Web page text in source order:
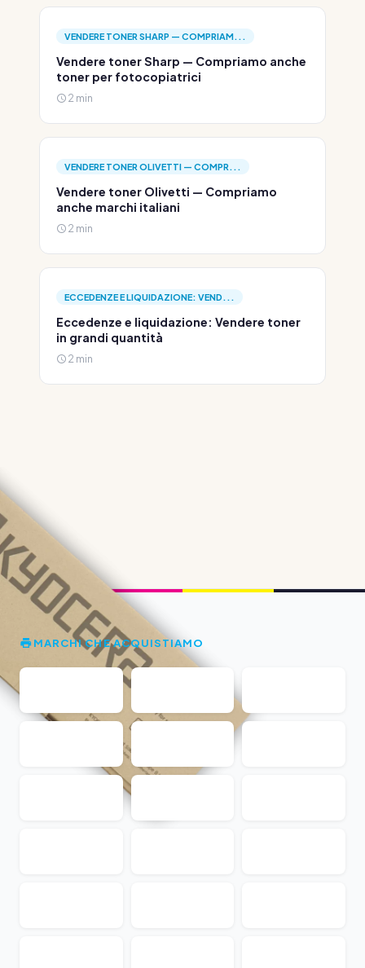
VENDERE TONER SHARP — COMPRIAM...
Vendere toner Sharp — Compriamo anche
toner per fotocopiatrici
2 min
VENDERE TONER OLIVETTI — COMPR...
Vendere toner Olivetti — Compriamo
anche marchi italiani
2 min
ECCEDENZE E LIQUIDAZIONE: VEND...
Eccedenze e liquidazione: Vendere toner
in grandi quantità
2 min
MARCHI CHE ACQUISTIAMO